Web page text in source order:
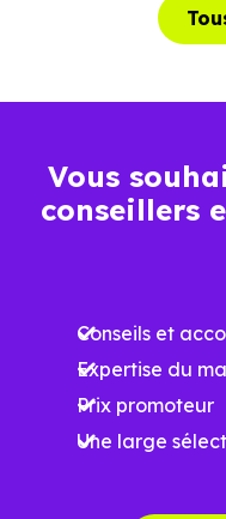
Vous
conseillers
Conseils et
Expertise du
Prix promoteur
Une large